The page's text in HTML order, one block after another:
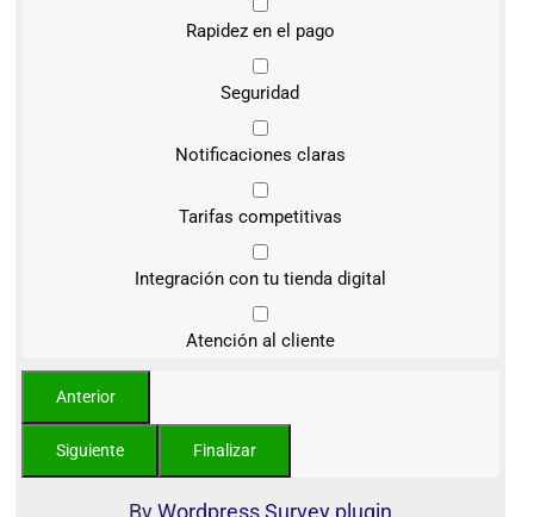
Rapidez en el pago
Seguridad
Notificaciones claras
Tarifas competitivas
Integración con tu tienda digital
Atención al cliente
ByWordpress Survey plugin